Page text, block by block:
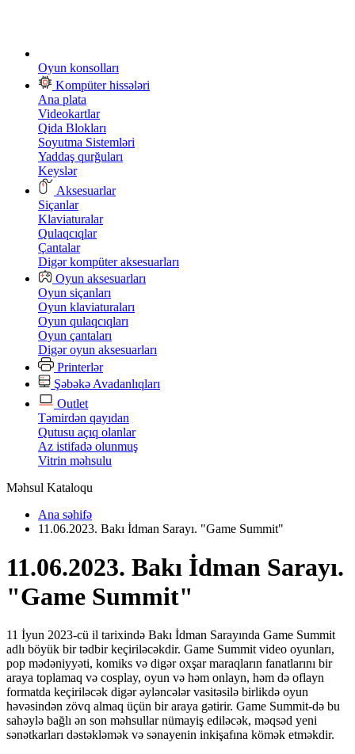
Oyun konsolları
Kompüter hissələri
Ana plata
Videokartlar
Qida Blokları
Soyutma Sistemləri
Yaddaş qurğuları
Keyslər
Aksesuarlar
Siçanlar
Klaviaturalar
Qulaqcıqlar
Çantalar
Digər kompüter aksesuarları
Oyun aksesuarları
Oyun siçanları
Oyun klaviaturaları
Oyun qulaqcıqları
Oyun çantaları
Digər oyun aksesuarları
Printerlər
Şəbəkə Avadanlıqları
Outlet
Təmirdən qayıdan
Qutusu açıq olanlar
Az istifadə olunmuş
Vitrin məhsulu
Məhsul Kataloqu
Ana səhifə
11.06.2023. Bakı İdman Sarayı. "Game Summit"
11.06.2023. Bakı İdman Sarayı.
"Game Summit"
11 İyun 2023-cü il tarixində Bakı İdman Sarayında Game Summit
adlı böyük bir tədbir keçiriləcəkdir. Game Summit video oyunları,
pop mədəniyyəti, komiks və digər oxşar maraqların fanatlarını bir
araya toplamaq və cosplay, oyun və həm onlayn, həm də oflayn
formatda keçiriləcək digər əyləncələr vasitəsilə birlikdə oyun
həvəsindən zövq almaq üçün bir araya gətirir. Game Summit-də bu
sahəylə bağlı ən son məhsullar nümayiş ediləcək, məqsəd yeni
sənətkarları dəstəkləmək və sənayenin inkişafına kömək etməkdir.